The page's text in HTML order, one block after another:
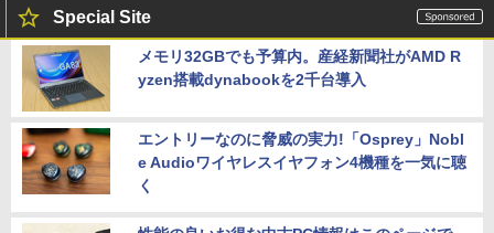
Special Site
メモリ32GBでも予算内。産経新聞社がAMD R
yzen搭載dynabookを2千台導入
エントリーなのに脅威の実力!「Osprey」Nobl
e Audioワイヤレスイヤフォン4機種を一気に聴
く